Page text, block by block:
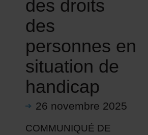
des droits
des
personnes en
situation de
handicap
26 novembre 2025
COMMUNIQUÉ DE